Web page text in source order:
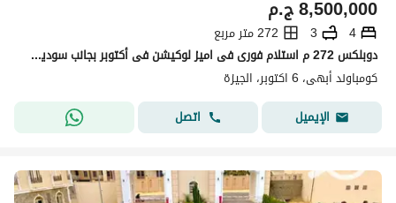
ج.م8,500,000
4
3
272 متر مربع
دوبلكس 272 م استلام فورى فى اميز لوكيشن فى أكتوبر بجانب سوديك و ماونتن فيو
كومباوند أبهى، 6 اكتوبر، الجيزة
الإيميل
اتصل